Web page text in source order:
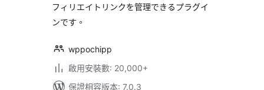
フィリエイトリンクを管理できるプラグイ
ンです。
wppochipp
啟用安裝數: 20,000+
保證相容版本: 7.0.3